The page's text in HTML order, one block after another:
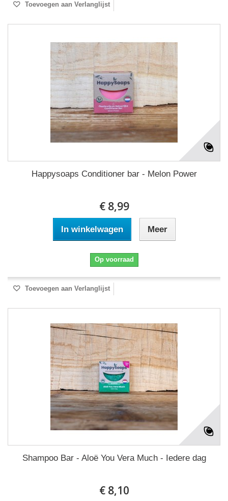
Toevoegen aan Verlanglijst
Happysoaps Conditioner bar - Melon Power
€ 8,99
In winkelwagen Meer
Op voorraad
Toevoegen aan Verlanglijst
Shampoo Bar - Aloë You Vera Much - Iedere dag
€ 8,10